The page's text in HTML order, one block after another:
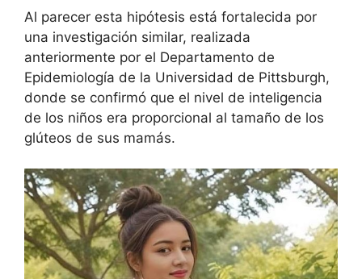
Al parecer esta hipótesis está fortalecida por
una investigación similar, realizada
anteriormente por el Departamento de
Epidemiología de la Universidad de Pittsburgh,
donde se confirmó que el nivel de inteligencia
de los niños era proporcional al tamaño de los
glúteos de sus mamás.